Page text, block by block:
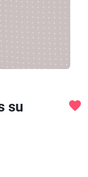
su
favorite